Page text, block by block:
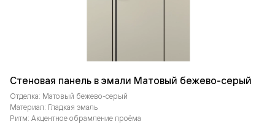
Стеновая панель в эмали Матовый бежево-серый
Отделка: Матовый бежево-серый
Материал: Гладкая эмаль
Ритм: Акцентное обрамление проёма